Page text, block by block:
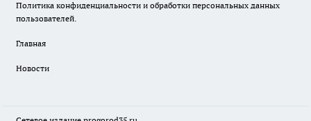
Политика конфиденциальности и обработки персональных данных
пользователей.
Главная
Новости